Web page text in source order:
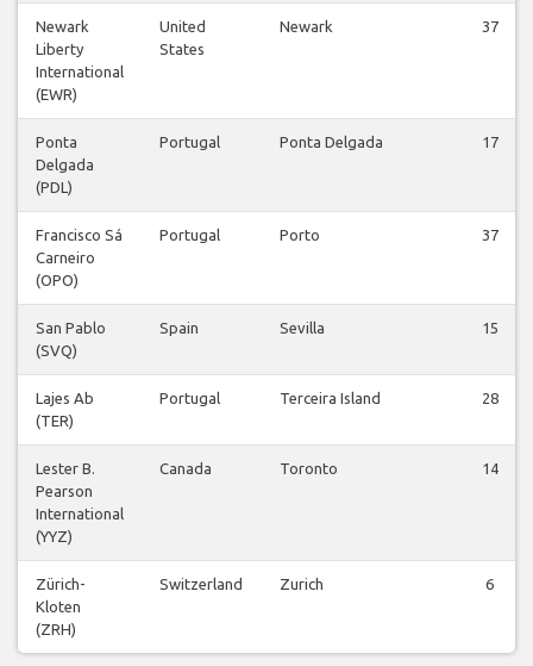
Newark
Liberty
International
(EWR)
United
States
Newark 37
Ponta
Delgada
(PDL)
Portugal Ponta Delgada 17
Francisco Sá
Carneiro
(OPO)
Portugal Porto 37
San Pablo
(SVQ)
Spain Sevilla 15
Lajes Ab
(TER)
Portugal Terceira Island 28
Lester B.
Pearson
International
(YYZ)
Canada Toronto 14
Zürich-
Kloten
(ZRH)
Switzerland Zurich 6